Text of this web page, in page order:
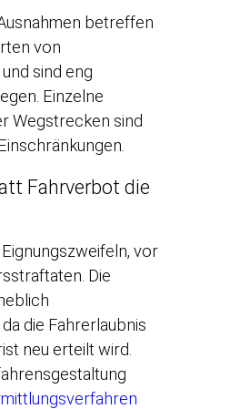
betreffen
von
sind eng
Einzelne
Wegstrecken sind
Fahrverbot die
vor
Die
die Fahrerlaubnis
neu erteilt wird.